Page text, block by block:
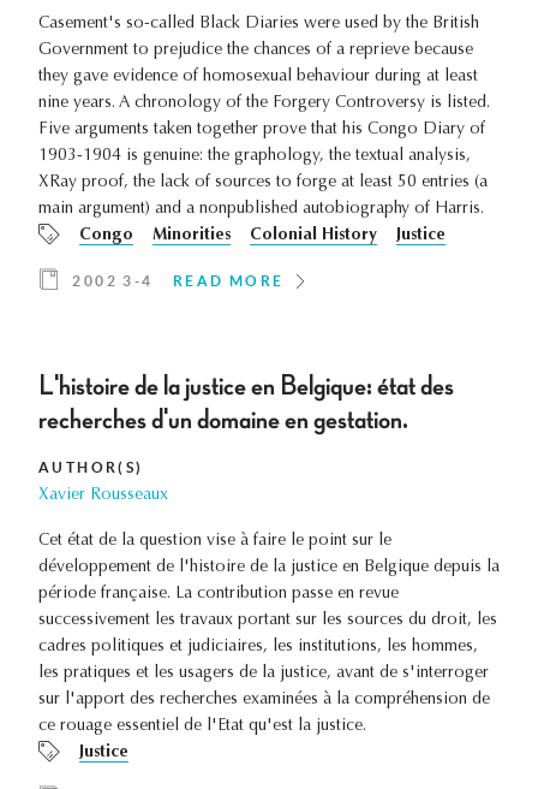
Casement's so-called Black Diaries were used by the British
Government to prejudice the chances of a reprieve because
they gave evidence of homosexual behaviour during at least
nine years. A chronology of the Forgery Controversy is listed.
Five arguments taken together prove that his Congo Diary of
1903-1904 is genuine: the graphology, the textual analysis,
XRay proof, the lack of sources to forge at least 50 entries (a
main argument) and a nonpublished autobiography of Harris.
Congo
Minorities Colonial History Justice
2002 3-4 READ MORE
L'histoire de la justice en Belgique: état des
recherches d'un domaine en gestation.
AUTHOR(S)
Xavier Rousseaux
Cet état de la question vise à faire le point sur le
développement de l'histoire de la justice en Belgique depuis la
période française. La contribution passe en revue
successivement les travaux portant sur les sources du droit, les
cadres politiques et judiciaires, les institutions, les hommes,
les pratiques et les usagers de la justice, avant de s'interroger
sur l'apport des recherches examinées à la compréhension de
ce rouage essentiel de l'Etat qu'est la justice.
Justice